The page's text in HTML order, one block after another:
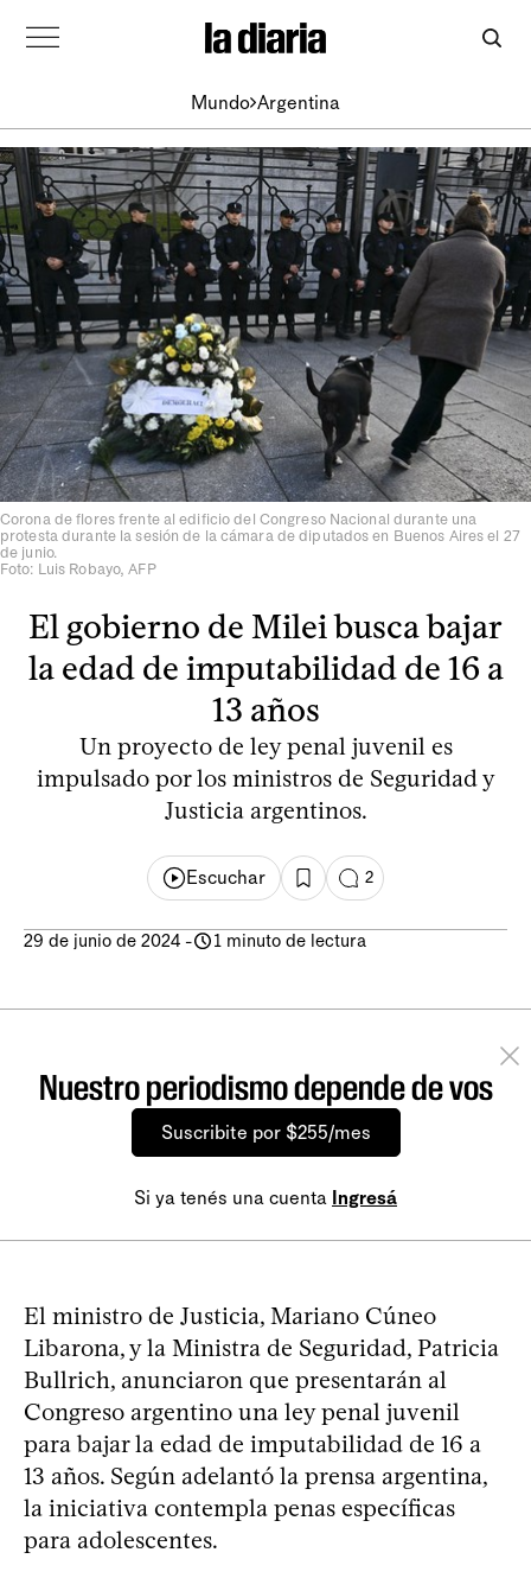
Mundo Argentina
Corona de flores frente al edificio del Congreso Nacional durante una
protesta durante la sesión de la cámara de diputados en Buenos Aires el 27
de junio.
Foto: Luis Robayo, AFP
El gobierno de Milei busca bajar
la edad de imputabilidad de 16 a
13 años
Un proyecto de ley penal juvenil es
impulsado por los ministros de Seguridad y
Justicia argentinos.
Escuchar 2
29 de junio de 2024 - 1 minuto de lectura
Nuestro periodismo depende de vos
Suscribite por $255/mes
Si ya tenés una cuenta Ingresá
El ministro de Justicia, Mariano Cúneo
Libarona, y la Ministra de Seguridad, Patricia
Bullrich, anunciaron que presentarán al
Congreso argentino una ley penal juvenil
para bajar la edad de imputabilidad de 16 a
13 años. Según adelantó la prensa argentina,
la iniciativa contempla penas específicas
para adolescentes.